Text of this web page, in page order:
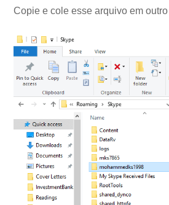
Copie e cole esse arquivo em outro